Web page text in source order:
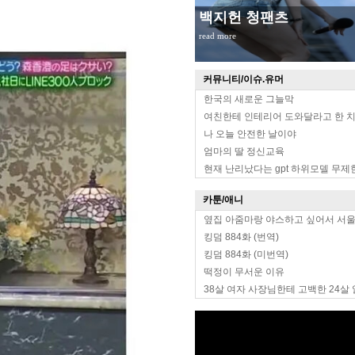
무대위 장원영 옆태
read more
커뮤니티/이슈.유머
한국의 새로운 그늘막
여친한테 인테리어 도와달라고 한
나 오늘 안전한 날이야
엄마의 딸 정신교육
현재 난리났다는 gpt 하위모델 무제
카툰/애니
옆집 아줌마랑 야스하고 싶어서 서
킹덤 884화 (번역)
킹덤 884화 (미번역)
떡정이 무서운 이유
38살 여자 사장님한테 고백한 24살